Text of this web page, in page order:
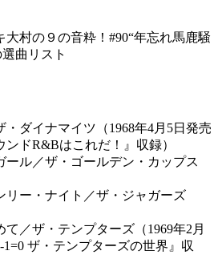
大村の９の音粋！#90“年忘れ馬鹿騒
曲リスト
ダイナマイツ（1968年4月5日発売
ドR&Bはこれだ！』収録）
ール／ザ・ゴールデン・カップス
リー・ナイト／ザ・ジャガーズ
／ザ・テンプターズ（1969年2月
ザ・テンプターズの世界』収